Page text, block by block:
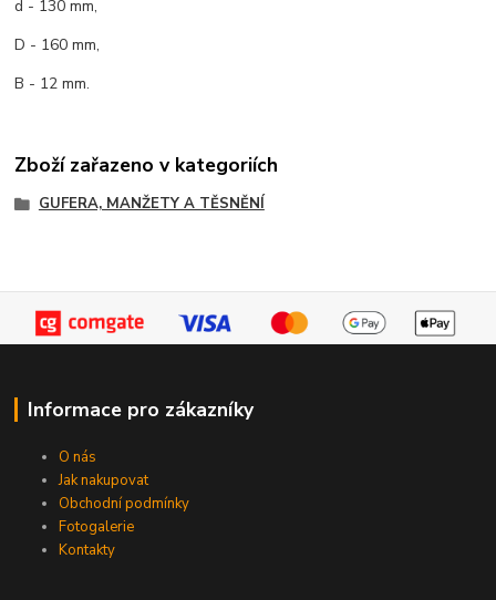
d - 130 mm,
D - 160 mm,
B - 12 mm.
Zboží zařazeno v kategoriích
GUFERA, MANŽETY A TĚSNĚNÍ
Informace pro zákazníky
O nás
Jak nakupovat
Obchodní podmínky
Fotogalerie
Kontakty